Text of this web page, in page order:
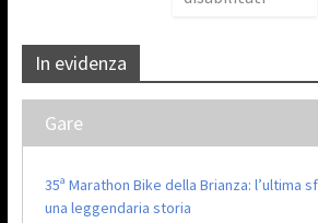
In evidenza
Gare
35ª Marathon Bike della Brianza: l’ultima
una leggendaria storia